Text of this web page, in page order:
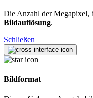
Die Anzahl der Megapixel,
Bildauflösung.
Schließen
Bildformat